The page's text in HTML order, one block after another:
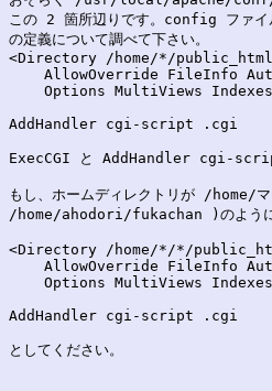
この 2 箇所辺りです。config ファ
の定義について調べて下さい。
<Directory /home/*/
AllowOverride FileInfo
Options MultiViews
AddHandler cgi-script .cgi
ExecCGI と AddHandler cgi-
もし、ホームディレクトリが /home/
/home/ahodori/fukachan )のように
<Directory /home/*/*/
AllowOverride FileInfo
Options MultiViews
AddHandler cgi-script .cgi
としてください。